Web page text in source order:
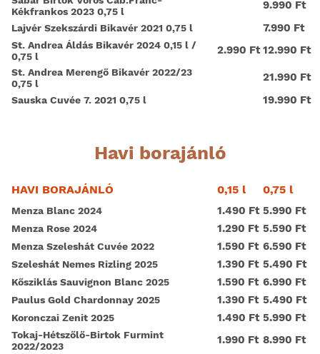
Kékfrankos 2023 0,75 l
9.990 Ft
Lajvér Szekszárdi Bikavér 2021 0,75 l 7.990 Ft
St. Andrea Áldás Bikavér 2024 0,15 l /
0,75 l
2.990 Ft12.990 Ft
St. Andrea Merengő Bikavér 2022/23
0,75 l
21.990 Ft
Sauska Cuvée 7. 2021 0,75 l 19.990 Ft
Havi borajánló
HAVI BORAJÁNLÓ 0,15 l 0,75 l
Menza Blanc 2024 1.490 Ft 5.990 Ft
Menza Rose 2024 1.290 Ft 5.590 Ft
Menza Szeleshát Cuvée 2022 1.590 Ft 6.590 Ft
Szeleshát Nemes Rizling 2025 1.390 Ft 5.490 Ft
Kősziklás Sauvignon Blanc 2025 1.590 Ft 6.990 Ft
Paulus Gold Chardonnay 2025 1.390 Ft 5.490 Ft
Koronczai Zenit 2025 1.490 Ft 5.990 Ft
Tokaj-Hétszőlő-Birtok Furmint
2022/2023
1.990 Ft 8.990 Ft